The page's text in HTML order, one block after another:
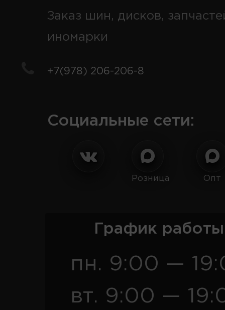
Заказ шин, дисков,
иномарки
+7(978) 206-206-8
Социальные сети:
Розница Опт
График
пн. 9:00 —
вт. 9:00 —